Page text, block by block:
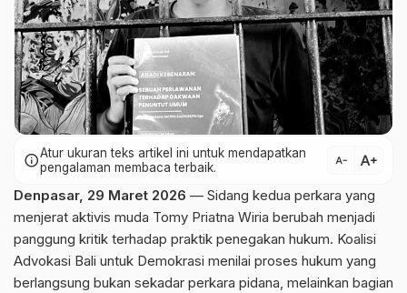
infoAtur ukuran teks artikel ini untuk mendapatkan
pengalaman membaca terbaik.
text_decrease text_increase
Denpasar, 29 Maret 2026 — Sidang kedua perkara yang
menjerat aktivis muda Tomy Priatna Wiria berubah menjadi
panggung kritik terhadap praktik penegakan hukum. Koalisi
Advokasi Bali untuk Demokrasi menilai proses hukum yang
berlangsung bukan sekadar perkara pidana, melainkan bagian